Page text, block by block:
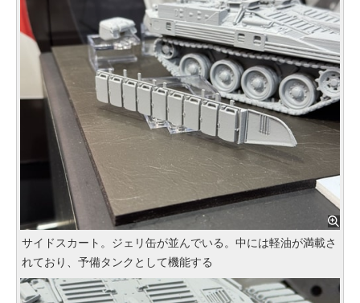
サイドスカート。ジェリ缶が並んでいる。中には軽油が満載さ
れており、予備タンクとして機能する